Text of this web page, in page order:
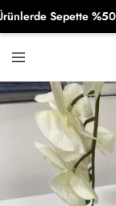
Sepette %50